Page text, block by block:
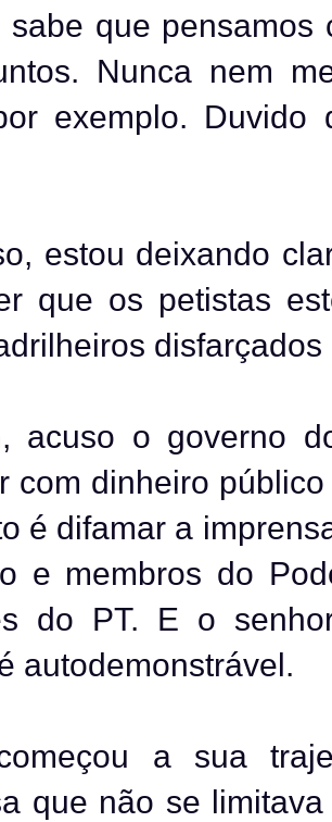
sabe que pensamos
Nunca nem
exemplo. Duvido
estou deixando
que os petistas
acuso o governo
com dinheiro
é difamar a
e membros do
do PT. E o
autodemonstrável.
a sua
que não se